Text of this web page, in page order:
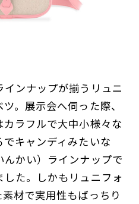
ンナップが揃うリュニ
。展示会へ伺った際、
ラフルで大中小様々な
キャンディみたいな
んかい）ラインナップで
た。しかもリュニフォ
材で実用性もばっちり